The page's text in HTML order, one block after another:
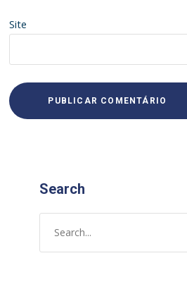
Site
Search